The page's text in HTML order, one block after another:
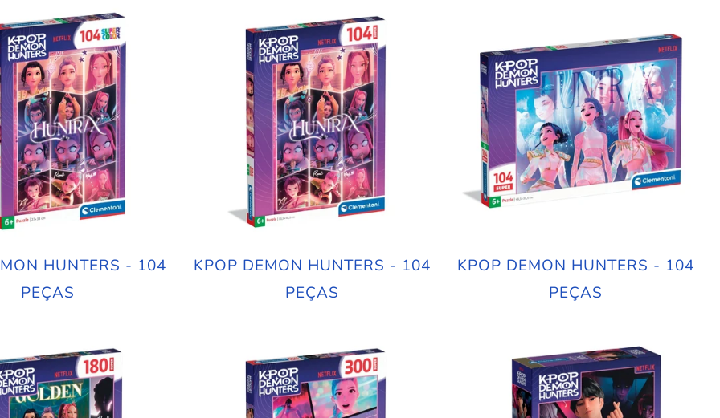
HUNTERS - 104
PEÇAS
KPOP DEMON HUNTERS - 104
PEÇAS
KPOP DEMON HUNTERS - 104
PEÇAS